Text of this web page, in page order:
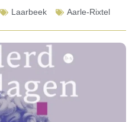
Laarbeek Aarle-Rixtel